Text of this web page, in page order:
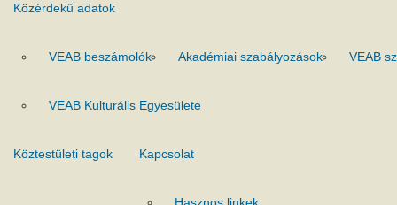
Közérdekű adatok
VEAB beszámolók Akadémiai szabályozások VEAB
VEAB Kulturális Egyesülete
Köztestületi tagok Kapcsolat